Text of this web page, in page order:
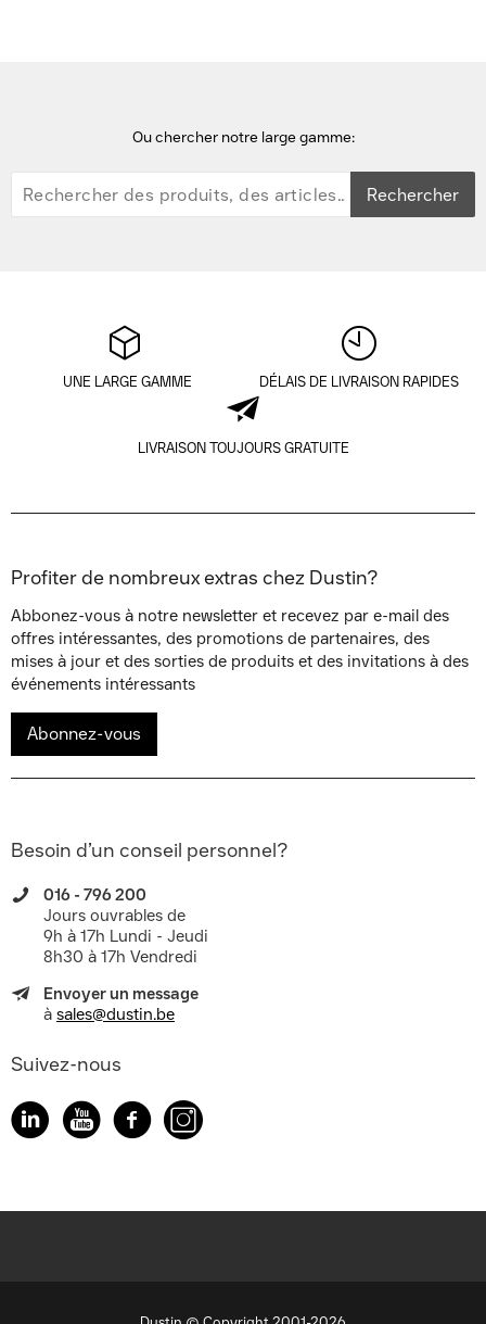
Ou chercher notre large gamme:
Rechercher
UNE LARGE GAMME DÉLAIS DE LIVRAISON RAPIDES
LIVRAISON TOUJOURS GRATUITE
Profiter de nombreux extras chez Dustin?
Abbonez-vous à notre newsletter et recevez par e-mail des
offres intéressantes, des promotions de partenaires, des
mises à jour et des sorties de produits et des invitations à des
événements intéressants
Abonnez-vous
Besoin d’un conseil personnel?
016 - 796 200
Jours ouvrables de
9h à 17h Lundi - Jeudi
8h30 à 17h Vendredi
Envoyer un message
à sales@dustin.be
Suivez-nous